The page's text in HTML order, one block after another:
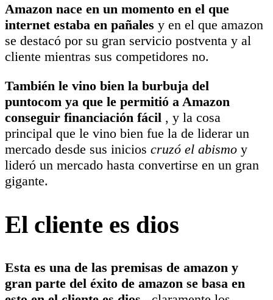
Amazon nace en un momento en el que
internet estaba en pañales y en el que amazon
se destacó por su gran servicio postventa y al
cliente mientras sus competidores no.
También le vino bien la burbuja del
puntocom ya que le permitió a Amazon
conseguir financiación fácil , y la cosa
principal que le vino bien fue la de liderar un
mercado desde sus inicios cruzó el abismo y
lideró un mercado hasta convertirse en un gran
gigante.
El cliente es dios
Esta es una de las premisas de amazon y
gran parte del éxito de amazon se basa en